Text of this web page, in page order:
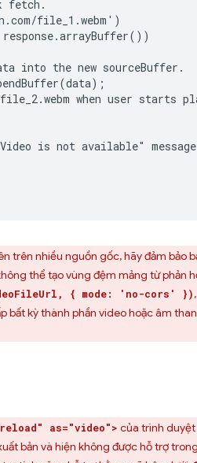
fetch.
file_1.webm')
into the new sourceBuffer.
when user starts
is not available"
trên nhiều nguồn gốc, hãy đảm bảo
thể tạo vùng đệm mảng từ phản
{ mode: 'no-cors' }),
bất kỳ thành phần video hoặc âm
as="video"> của trình duyệt
bản và hiện không được hỗ trợ